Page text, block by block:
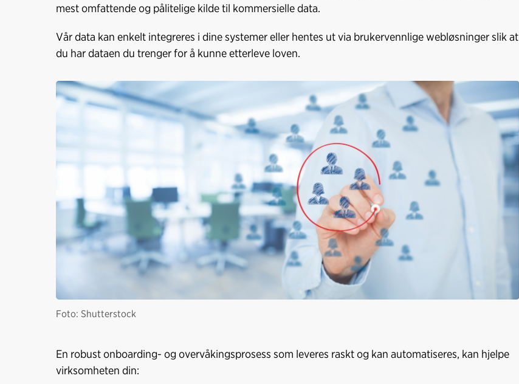
mest omfattende og pålitelige kilde til kommersielle data.
Vår data kan enkelt integreres i dine systemer eller hentes ut via brukervennlige webløsninger slik at
du har dataen du trenger for å kunne etterleve loven.
Foto: Shutterstock
En robust onboarding- og overvåkingsprosess som leveres raskt og kan automatiseres, kan hjelpe
virksomheten din: